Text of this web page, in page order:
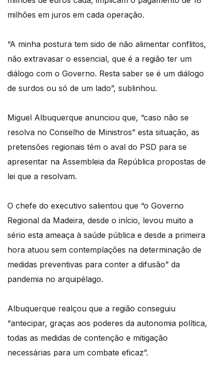
milhões em juros em cada operação.
“A minha postura tem sido de não alimentar conflitos,
não extravasar o essencial, que é a região ter um
diálogo com o Governo. Resta saber se é um diálogo
de surdos ou só de um lado”, sublinhou.
Miguel Albuquerque anunciou que, “caso não se
resolva no Conselho de Ministros” esta situação, as
pretensões regionais têm o aval do PSD para se
apresentar na Assembleia da República propostas de
lei que a resolvam.
O chefe do executivo salientou que “o Governo
Regional da Madeira, desde o início, levou muito a
sério esta ameaça à saúde pública e desde a primeira
hora atuou sem contemplações na determinação de
medidas preventivas para conter a difusão” da
pandemia no arquipélago.
Albuquerque realçou que a região conseguiu
“antecipar, graças aos poderes da autonomia política,
todas as medidas de contenção e mitigação
necessárias para um combate eficaz”.